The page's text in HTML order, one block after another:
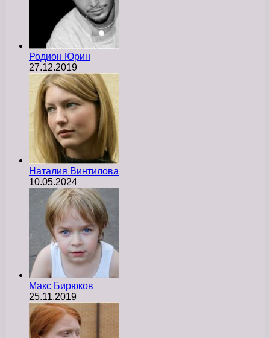
Родион Юрин
27.12.2019
Наталия Винтилова
10.05.2024
Макс Бирюков
25.11.2019